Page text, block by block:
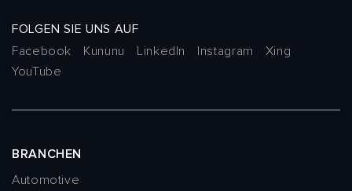
FOLGEN SIE UNS AUF
Facebook
Kununu LinkedIn Instagram
Xing
YouTube
BRANCHEN
Automotive